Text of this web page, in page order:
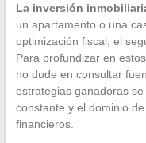
La inversión
un apartamento o una
optimización fiscal, el
Para profundizar en
no dude en consultar
estrategias ganadoras
constante y el dominio
financieros.